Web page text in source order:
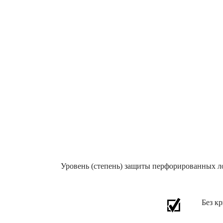
Уровень (степень) защиты перфорированных
Без